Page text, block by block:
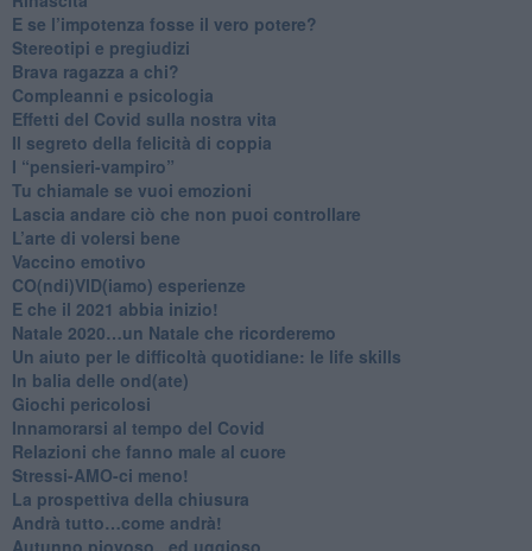
​E se l’impotenza fosse il vero potere?
Stereotipi e pregiudizi
​Brava ragazza a chi?
​Compleanni e psicologia
Effetti del Covid sulla nostra vita
Il segreto della felicità di coppia
​I “pensieri-vampiro”
​Tu chiamale se vuoi emozioni
​Lascia andare ciò che non puoi controllare
L’arte di volersi bene
​Vaccino emotivo
CO(ndi)VID(iamo) esperienze
​E che il 2021 abbia inizio!
​Natale 2020…un Natale che ricorderemo
Un aiuto per le difficoltà quotidiane: le life skills
​In balia delle ond(ate)
Giochi pericolosi
Innamorarsi al tempo del Covid
​Relazioni che fanno male al cuore
​Stressi-AMO-ci meno!
​La prospettiva della chiusura
​Andrà tutto…come andrà!
Autunno piovoso...ed uggioso